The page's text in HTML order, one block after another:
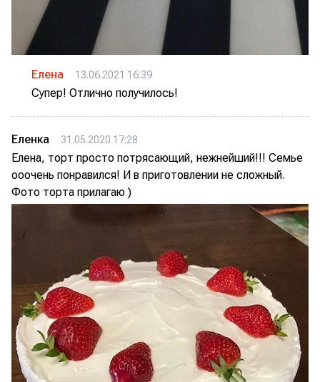
Елена 13.06.2021 16:39
Супер! Отлично получилось!
Еленка 31.05.2020 17:28
Елена, торт просто потрясающий, нежнейший!!! Семье
ооочень понравился! И в приготовлении не сложный.
Фото торта прилагаю )